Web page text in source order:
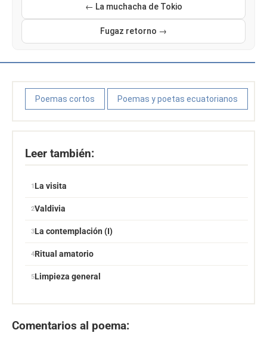
← La muchacha de Tokio
Fugaz retorno →
Poemas cortos Poemas y poetas ecuatorianos
Leer también:
La visita
Valdivia
La contemplación (I)
Ritual amatorio
Limpieza general
Comentarios al poema: